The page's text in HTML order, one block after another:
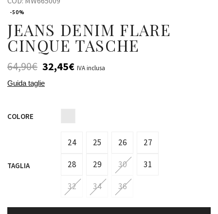
-50%
JEANS DENIM FLARE
CINQUE TASCHE
64,90€ 32,45€ IVA inclusa
Guida taglie
COLORE
TAGLIA
24 25 26 27
28 29 30 31
32 34 36